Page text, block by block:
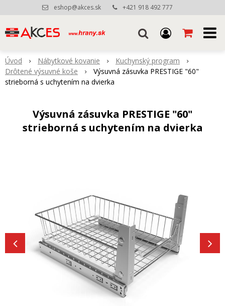
eshop@akces.sk +421 918 492 777
Úvod Nábytkové kovanie
Kuchynský program
Drôtené výsuvné koše
Výsuvná zásuvka PRESTIGE "60"
strieborná s uchytením na dvierka
Výsuvná zásuvka PRESTIGE "60"
strieborná s uchytením na dvierka